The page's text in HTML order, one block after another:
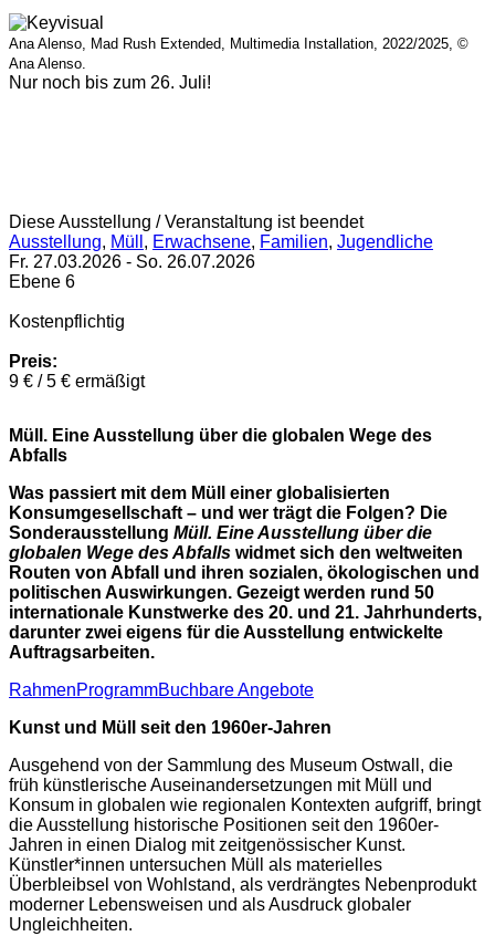
Ana Alenso, Mad Rush Extended, Multimedia Installation, 2022/2025, ©
Ana Alenso.
Nur noch bis zum 26. Juli!
Diese Ausstellung / Veranstaltung ist beendet
Ausstellung, Müll , Erwachsene, Familien, Jugendliche
Fr. 27.03.2026 - So. 26.07.2026
Ebene 6
Kostenpflichtig
Preis:
9 € / 5 € ermäßigt
Müll. Eine Ausstellung über die globalen Wege des
Abfalls
Was passiert mit dem Müll einer globalisierten
Konsumgesellschaft – und wer trägt die Folgen? Die
Sonderausstellung Müll. Eine Ausstellung über die
globalen Wege des Abfalls widmet sich den weltweiten
Routen von Abfall und ihren sozialen, ökologischen und
politischen Auswirkungen. Gezeigt werden rund 50
internationale Kunstwerke des 20. und 21. Jahrhunderts,
darunter zwei eigens für die Ausstellung entwickelte
Auftragsarbeiten.
RahmenProgrammBuchbare Angebote
Kunst und Müll seit den 1960er-Jahren
Ausgehend von der Sammlung des Museum Ostwall, die
früh künstlerische Auseinandersetzungen mit Müll und
Konsum in globalen wie regionalen Kontexten aufgriff, bringt
die Ausstellung historische Positionen seit den 1960er-
Jahren in einen Dialog mit zeitgenössischer Kunst.
Künstler*innen untersuchen Müll als materielles
Überbleibsel von Wohlstand, als verdrängtes Nebenprodukt
moderner Lebensweisen und als Ausdruck globaler
Ungleichheiten.